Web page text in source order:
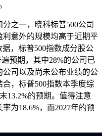
之一，晓科标普500公司
意外的规模均高于近期平
据，标普500指数成分股公
预期，其中28%的公司已
司以及尚未公布业绩的公
，标普500指数本季度综
13.2%的预期。值得注意
为18.6%，而2027年的预